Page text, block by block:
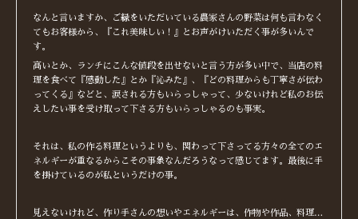
なんと言いますか、ご縁をいただいている農家さんの野菜は何も言わなく
てもお客様から、『これ美味しい！』とお声がけいただく事が多いんで
す。
高いとか、ランチにこんな値段を出せないと言う方が多い中で、当店の料
理を食べて『感動した』とか『沁みた』、『どの料理からも丁寧さが伝わ
ってくる』などと、涙される方もいらっしゃって、少ないけれど私のお伝
えしたい事を受け取って下さる方もいらっしゃるのも事実。
それは、私の作る料理というよりも、関わって下さってる方々の全てのエ
ネルギーが重なるからこその事象なんだろうなって感じてます。最後に手
を掛けているのが私というだけの事。
見えないけれど、作り手さんの想いやエネルギーは、作物や作品、料理…